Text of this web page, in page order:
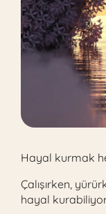
Hayal kurmak
Çalışırken,
hayal